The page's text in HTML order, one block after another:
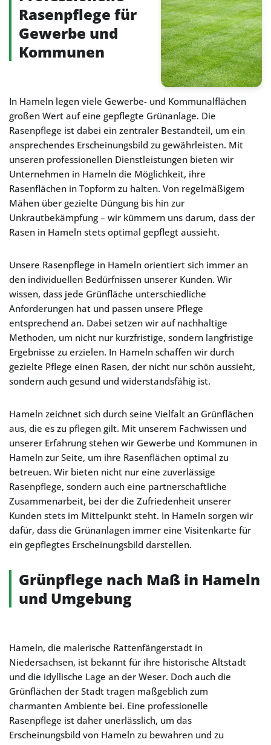
Rasenpflege für
Gewerbe und
Kommunen
In Hameln legen viele Gewerbe- und Kommunalflächen
großen Wert auf eine gepflegte Grünanlage. Die
Rasenpflege ist dabei ein zentraler Bestandteil, um ein
ansprechendes Erscheinungsbild zu gewährleisten. Mit
unseren professionellen Dienstleistungen bieten wir
Unternehmen in Hameln die Möglichkeit, ihre
Rasenflächen in Topform zu halten. Von regelmäßigem
Mähen über gezielte Düngung bis hin zur
Unkrautbekämpfung – wir kümmern uns darum, dass der
Rasen in Hameln stets optimal gepflegt aussieht.
Unsere Rasenpflege in Hameln orientiert sich immer an
den individuellen Bedürfnissen unserer Kunden. Wir
wissen, dass jede Grünfläche unterschiedliche
Anforderungen hat und passen unsere Pflege
entsprechend an. Dabei setzen wir auf nachhaltige
Methoden, um nicht nur kurzfristige, sondern langfristige
Ergebnisse zu erzielen. In Hameln schaffen wir durch
gezielte Pflege einen Rasen, der nicht nur schön aussieht,
sondern auch gesund und widerstandsfähig ist.
Hameln zeichnet sich durch seine Vielfalt an Grünflächen
aus, die es zu pflegen gilt. Mit unserem Fachwissen und
unserer Erfahrung stehen wir Gewerbe und Kommunen in
Hameln zur Seite, um ihre Rasenflächen optimal zu
betreuen. Wir bieten nicht nur eine zuverlässige
Rasenpflege, sondern auch eine partnerschaftliche
Zusammenarbeit, bei der die Zufriedenheit unserer
Kunden stets im Mittelpunkt steht. In Hameln sorgen wir
dafür, dass die Grünanlagen immer eine Visitenkarte für
ein gepflegtes Erscheinungsbild darstellen.
Grünpflege nach Maß in Hameln
und Umgebung
Hameln, die malerische Rattenfängerstadt in
Niedersachsen, ist bekannt für ihre historische Altstadt
und die idyllische Lage an der Weser. Doch auch die
Grünflächen der Stadt tragen maßgeblich zum
charmanten Ambiente bei. Eine professionelle
Rasenpflege ist daher unerlässlich, um das
Erscheinungsbild von Hameln zu bewahren und zu